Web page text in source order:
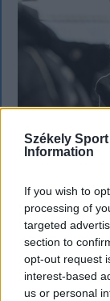
Székely Sport
Information
If you wish to
processing of
targeted
section to
opt-out request
interest-based
us or personal
Egy
kulisszái
Tíz éve
végigjárta a